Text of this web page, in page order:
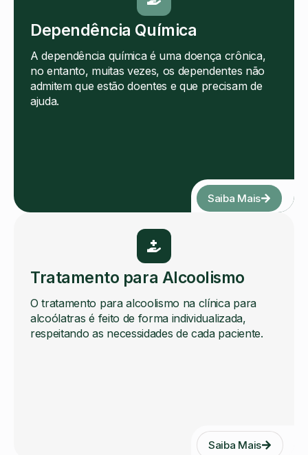
Dependência Química
A dependência química é uma doença crônica,
no entanto, muitas vezes, os dependentes não
admitem que estão doentes e que precisam de
ajuda.
Saiba Mais
Tratamento para Alcoolismo
O tratamento para alcoolismo na clínica para
alcoólatras é feito de forma individualizada,
respeitando as necessidades de cada paciente.
Saiba Mais